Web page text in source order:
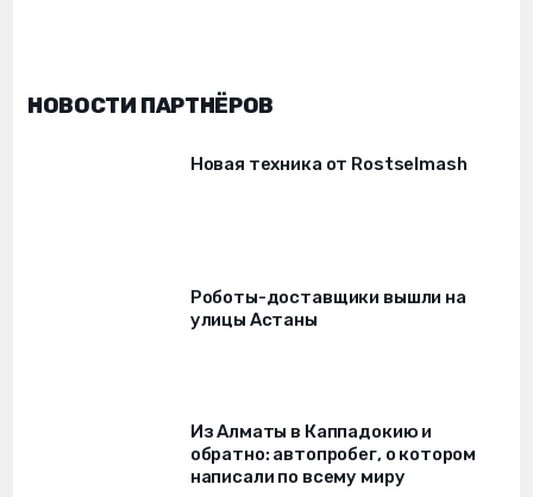
НОВОСТИ ПАРТНЁРОВ
Новая техника от Rostselmash
Роботы-доставщики вышли на
улицы Астаны
Из Алматы в Каппадокию и
обратно: автопробег, о котором
написали по всему миру